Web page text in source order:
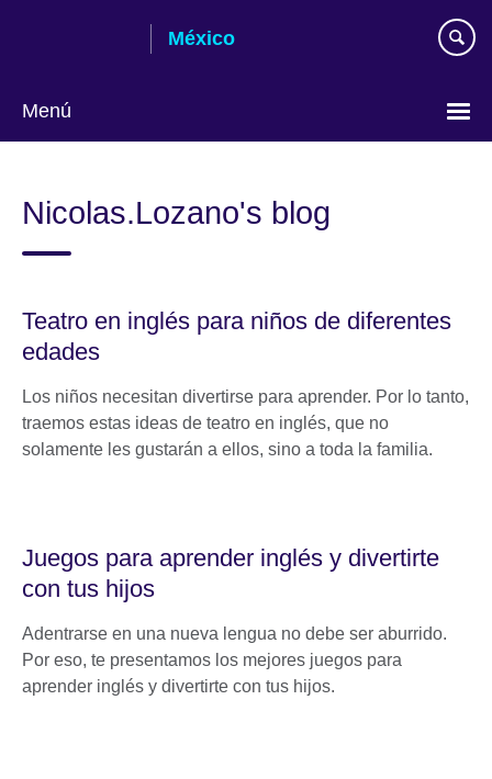
México
Menú
language
Nicolas.Lozano's blog
Teatro en inglés para niños de diferentes
edades
Los niños necesitan divertirse para aprender. Por lo tanto,
traemos estas ideas de teatro en inglés, que no
solamente les gustarán a ellos, sino a toda la familia.
Juegos para aprender inglés y divertirte
con tus hijos
Adentrarse en una nueva lengua no debe ser aburrido.
Por eso, te presentamos los mejores juegos para
aprender inglés y divertirte con tus hijos.